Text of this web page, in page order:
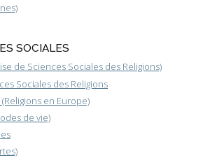
SOCIALES
de Sciences Sociales des Religions)
Sociales des Religions
en Europe)
de vie)